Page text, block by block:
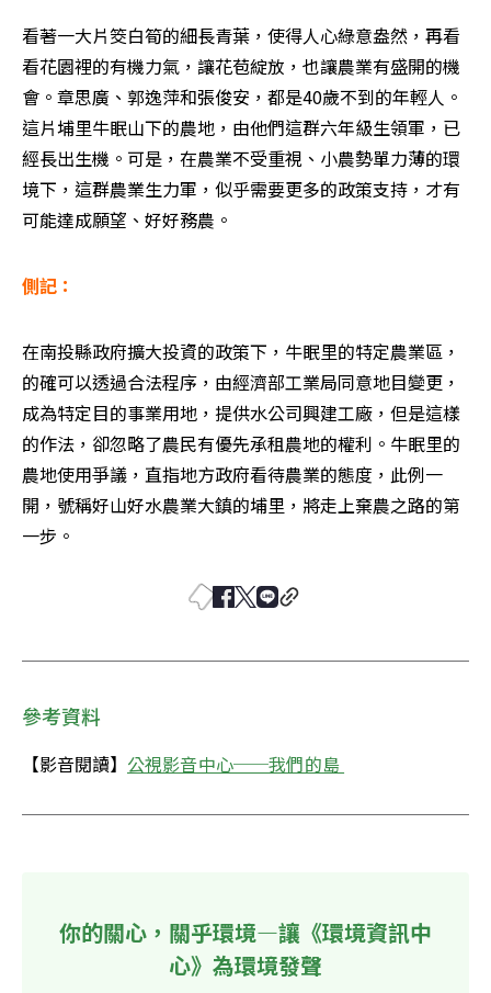
看著一大片筊白筍的細長青葉，使得人心綠意盎然，再看
看花園裡的有機力氣，讓花苞綻放，也讓農業有盛開的機
會。章思廣、郭逸萍和張俊安，都是40歲不到的年輕人。
這片埔里牛眠山下的農地，由他們這群六年級生領軍，已
經長出生機。可是，在農業不受重視、小農勢單力薄的環
境下，這群農業生力軍，似乎需要更多的政策支持，才有
可能達成願望、好好務農。
側記：
在南投縣政府擴大投資的政策下，牛眠里的特定農業區，
的確可以透過合法程序，由經濟部工業局同意地目變更，
成為特定目的事業用地，提供水公司興建工廠，但是這樣
的作法，卻忽略了農民有優先承租農地的權利。牛眠里的
農地使用爭議，直指地方政府看待農業的態度，此例一
開，號稱好山好水農業大鎮的埔里，將走上棄農之路的第
一步。
參考資料
【影音閱讀】 公視影音中心──我們的島
你的關心，關乎環境—讓《環境資訊中
心》為環境發聲